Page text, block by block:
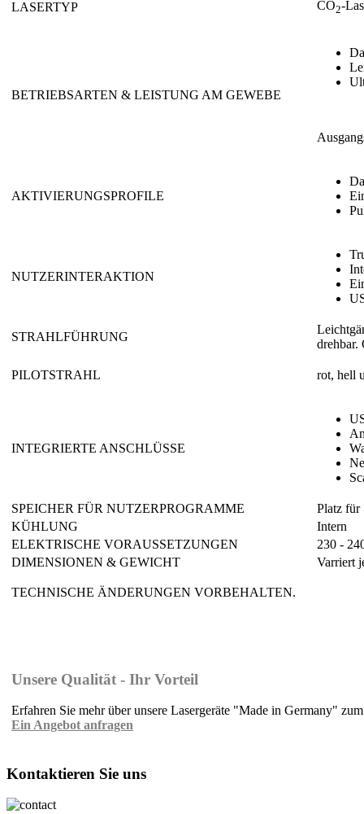
LASERTYP CO2-
BETRIEBSARTEN & LEISTUNG AM GEWEBE
AKTIVIERUNGSPROFILE
NUTZERINTERAKTION
STRAHLFÜHRUNG
drehbar.
PILOTSTRAHL rot, hell
INTEGRIERTE ANSCHLÜSSE
SPEICHER FÜR NUTZERPROGRAMME
Platz für
KÜHLUNG
Intern
ELEKTRISCHE VORAUSSETZUNGEN
230 -
DIMENSIONEN & GEWICHT
Varriert
TECHNISCHE ÄNDERUNGEN VORBEHALTEN.
Unsere Qualität - Ihr Vorteil
Erfahren Sie mehr über unsere Lasergeräte "Made in Germany"
Ein Angebot anfragen
Kontaktieren Sie uns